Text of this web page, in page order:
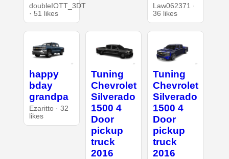
doubleIOTT_3DT
· 51 likes
Law062371 ·
36 likes
happy
bday
grandpa
Ezaritto · 32
likes
Tuning
Chevrolet
Silverado
1500 4
Door
pickup
truck
2016
Tuning
Chevrolet
Silverado
1500 4
Door
pickup
truck
2016